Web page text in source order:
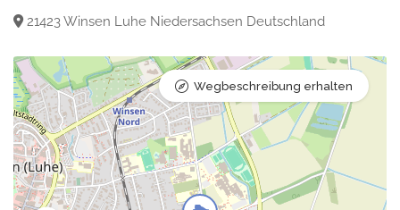
21423 Winsen Luhe Niedersachsen Deutschland
Wegbeschreibung erhalten